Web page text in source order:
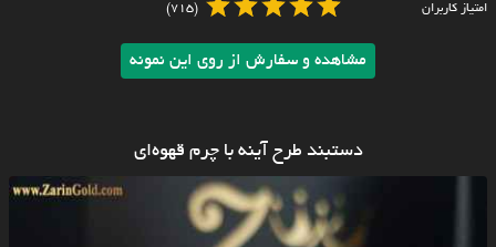
امتیاز کاربران (715)
مشاهده و سفارش از روی این نمونه
دستبند طرح آینه با چرم قهوه‌ای